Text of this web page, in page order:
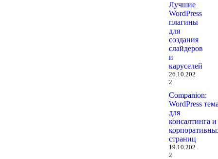
Лучшие
WordPress
плагины
для
создания
слайдеров
и
каруселей
26.10.202
2
Companion:
WordPress
для
консалтинга и
страниц
19.10.202
2